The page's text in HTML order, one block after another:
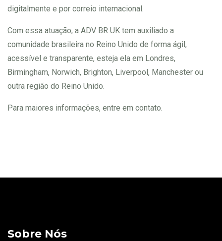
digitalmente e por correio internacional.
​Com essa atuação, a ADV BR UK tem auxiliado a
comunidade brasileira no Reino Unido de forma ágil,
acessível e transparente, esteja ela em Londres,
Birmingham, Norwich, Brighton, Liverpool, Manchester ou
outra região do Reino Unido.
Para maiores informações, entre em contato.
Sobre Nós